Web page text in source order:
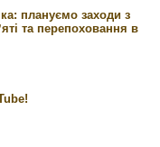
плануємо заходи з
та перепоховання в